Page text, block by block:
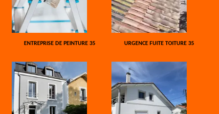
ENTREPRISE DE PEINTURE 35 URGENCE FUITE TOITURE 35